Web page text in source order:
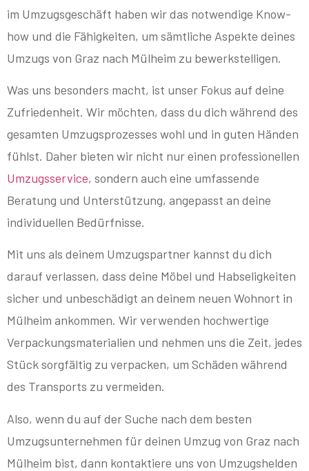
im Umzugsgeschäft haben wir das notwendige Know-
how und die Fähigkeiten, um sämtliche Aspekte deines
Umzugs von Graz nach Mülheim zu bewerkstelligen.
Was uns besonders macht, ist unser Fokus auf deine
Zufriedenheit. Wir möchten, dass du dich während des
gesamten Umzugsprozesses wohl und in guten Händen
fühlst. Daher bieten wir nicht nur einen professionellen
Umzugsservice, sondern auch eine umfassende
Beratung und Unterstützung, angepasst an deine
individuellen Bedürfnisse.
Mit uns als deinem Umzugspartner kannst du dich
darauf verlassen, dass deine Möbel und Habseligkeiten
sicher und unbeschädigt an deinem neuen Wohnort in
Mülheim ankommen. Wir verwenden hochwertige
Verpackungsmaterialien und nehmen uns die Zeit, jedes
Stück sorgfältig zu verpacken, um Schäden während
des Transports zu vermeiden.
Also, wenn du auf der Suche nach dem besten
Umzugsunternehmen für deinen Umzug von Graz nach
Mülheim bist, dann kontaktiere uns von Umzugshelden